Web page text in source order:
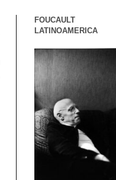
FOUCAULT
LATINOAMERICA